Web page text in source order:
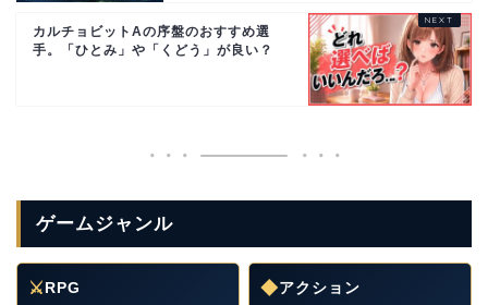
カルチョビットAの序盤のおすすめ選
手。「ひとみ」や「くどう」が良い？
ゲームジャンル
⚔RPG ◆アクション